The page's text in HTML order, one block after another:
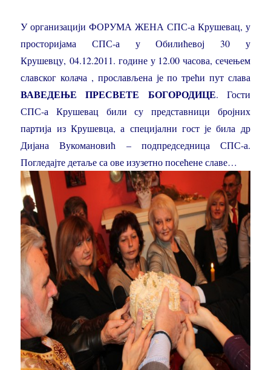
У организацији ФОРУМА ЖЕНА СПС-а Крушевац, у
просторијама СПС-а у Обилићевој 30 у
Крушевцу, 04.12.2011. године у 12.00 часова, сечењем
славског колача , прослављена је по трећи пут слава
ВАВЕДЕЊЕ ПРЕСВЕТЕ БОГОРОДИЦЕ. Гости
СПС-а Крушевац били су представници бројних
партија из Крушевца, а специјални гост је била др
Дијана Вукомановић – подпредседница СПС-а.
Погледајте детаље са ове изузетно посећене славе…